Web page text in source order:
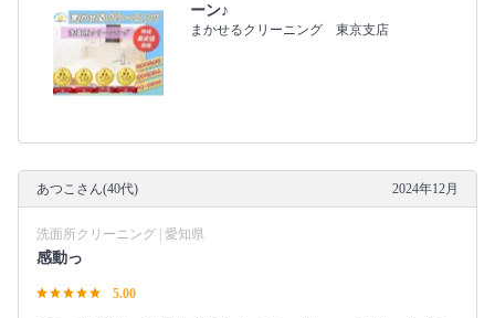
ーン♪
まかせるクリーニング 東京支店
あつこさん(40代) 2024年12月
洗面所クリーニング | 愛知県
感動っ
5.00